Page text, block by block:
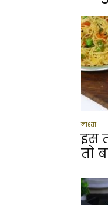
नाश्ता
इस
तो